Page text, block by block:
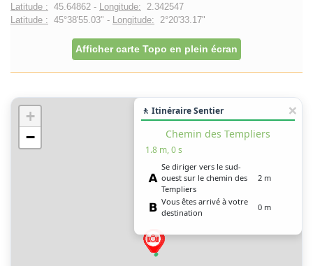
Latitude : 45.64862 - Longitude: 2.342547
Latitude : 45°38'55.03" - Longitude: 2°20'33.17"
Afficher carte Topo en plein écran
+
−
🚶 Itinéraire Sentier
Chemin des Templiers
1.8 m, 0 s
Se diriger vers le sud-
ouest sur le chemin des
Templiers
2 m
Vous êtes arrivé à votre
destination
0 m